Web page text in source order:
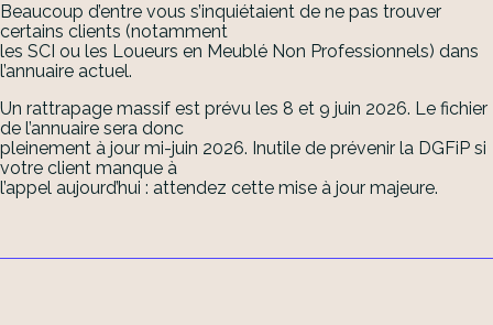
Beaucoup d’entre vous s’inquiétaient de ne pas trouver
certains clients (notamment
les SCI ou les Loueurs en Meublé Non Professionnels) dans
l’annuaire actuel.
Un rattrapage massif est prévu les 8 et 9 juin 2026. Le fichier
de l’annuaire sera donc
pleinement à jour mi-juin 2026. Inutile de prévenir la DGFiP si
votre client manque à
l’appel aujourd’hui : attendez cette mise à jour majeure.